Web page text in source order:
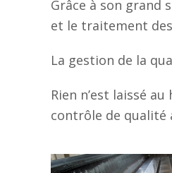
Grâce à son grand
et le traitement des
La gestion de la
Rien n’est laissé
contrôle de qualité